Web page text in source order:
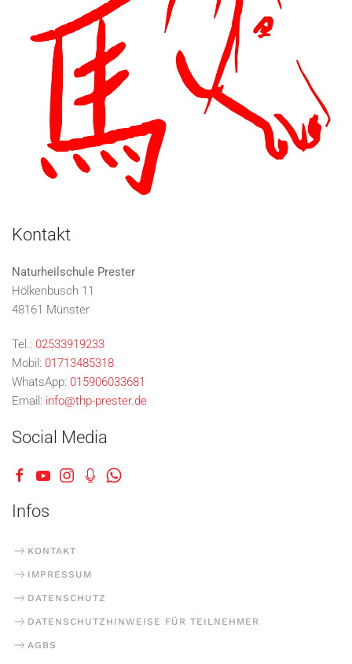
Kontakt
Naturheilschule Prester
Hölkenbusch 11
48161 Münster
Tel.: 02533919233
Mobil: 01713485318
WhatsApp: 015906033681
Email: info@thp-prester.de
Social Media
Infos
KONTAKT
IMPRESSUM
DATENSCHUTZ
DATENSCHUTZHINWEISE FÜR TEILNEHMER
AGBS